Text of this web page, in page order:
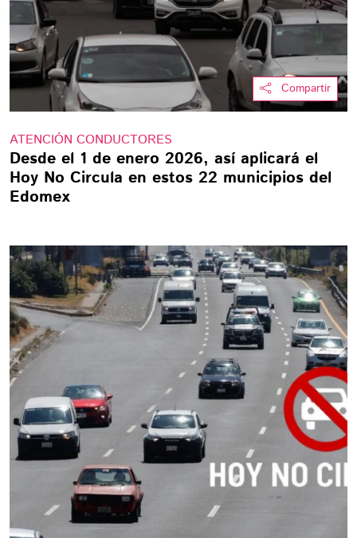
Compartir
ATENCIÓN CONDUCTORES
Desde el 1 de enero 2026, así aplicará el
Hoy No Circula en estos 22 municipios del
Edomex